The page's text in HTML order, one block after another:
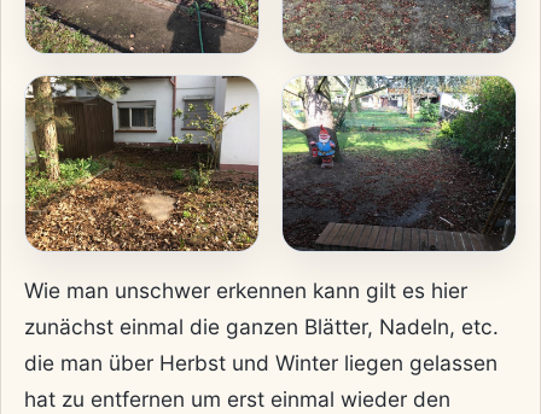
Wie man unschwer erkennen kann gilt es hier
zunächst einmal die ganzen Blätter, Nadeln, etc.
die man über Herbst und Winter liegen gelassen
hat zu entfernen um erst einmal wieder den